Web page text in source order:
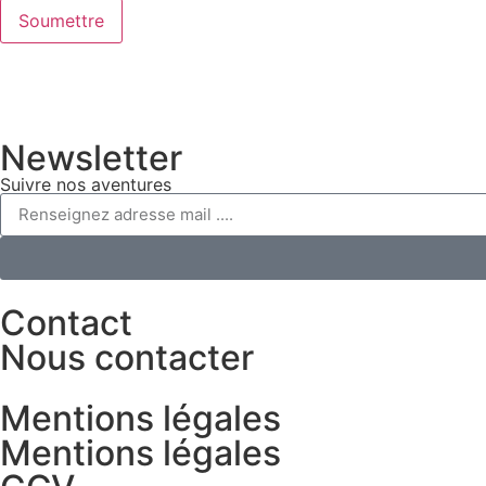
Newsletter
Suivre nos aventures
Contact
Nous contacter
Mentions légales
Mentions légales